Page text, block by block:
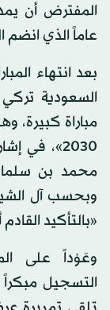
عاماً الذي انضم
بعد انتهاء
السعودية
مباراة
2030»، في
محمد بن
وبحسب آل
«بالتأكيد
وعَوْداً على
التسجيل مبكراً